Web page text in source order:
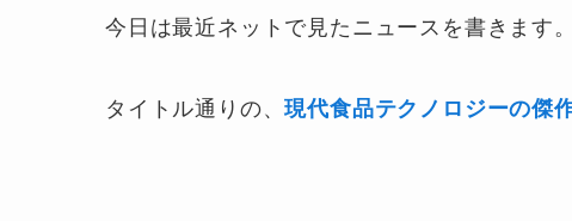
今日は最近ネットで見たニュースを書きます。
タイトル通りの、現代食品テクノロジーの傑